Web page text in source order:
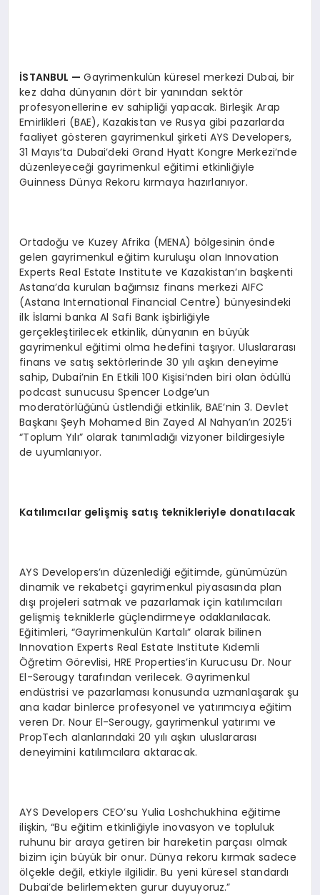
İSTANBUL —Gayrimenkulün küresel merkezi Dubai, bir
kez daha dünyanın dört bir yanından sektör
profesyonellerine ev sahipliği yapacak. Birleşik Arap
Emirlikleri (BAE), Kazakistan ve Rusya gibi pazarlarda
faaliyet gösteren gayrimenkul şirketi AYS Developers,
31 Mayıs’ta Dubai’deki Grand Hyatt Kongre Merkezi’nde
düzenleyeceği gayrimenkul eğitimi etkinliğiyle
Guinness Dünya Rekoru kırmaya hazırlanıyor.
Ortadoğu ve Kuzey Afrika (MENA) bölgesinin önde
gelen gayrimenkul eğitim kuruluşu olan Innovation
Experts Real Estate Institute ve Kazakistan’ın başkenti
Astana’da kurulan bağımsız finans merkezi AIFC
(Astana International Financial Centre) bünyesindeki
ilk İslami banka Al Safi Bank işbirliğiyle
gerçekleştirilecek etkinlik, dünyanın en büyük
gayrimenkul eğitimi olma hedefini taşıyor. Uluslararası
finans ve satış sektörlerinde 30 yılı aşkın deneyime
sahip, Dubai’nin En Etkili 100 Kişisi’nden biri olan ödüllü
podcast sunucusu Spencer Lodge’un
moderatörlüğünü üstlendiği etkinlik, BAE’nin 3. Devlet
Başkanı Şeyh Mohamed Bin Zayed Al Nahyan’ın 2025’i
“Toplum Yılı” olarak tanımladığı vizyoner bildirgesiyle
de uyumlanıyor.
Katılımcılar gelişmiş satış teknikleriyle donatılacak
AYS Developers’ın düzenlediği eğitimde, günümüzün
dinamik ve rekabetçi gayrimenkul piyasasında plan
dışı projeleri satmak ve pazarlamak için katılımcıları
gelişmiş tekniklerle güçlendirmeye odaklanılacak.
Eğitimleri, “Gayrimenkulün Kartalı” olarak bilinen
Innovation Experts Real Estate Institute Kıdemli
Öğretim Görevlisi, HRE Properties’in Kurucusu Dr. Nour
El-Serougy tarafından verilecek. Gayrimenkul
endüstrisi ve pazarlaması konusunda uzmanlaşarak şu
ana kadar binlerce profesyonel ve yatırımcıya eğitim
veren Dr. Nour El-Serougy, gayrimenkul yatırımı ve
PropTech alanlarındaki 20 yılı aşkın uluslararası
deneyimini katılımcılara aktaracak.
AYS Developers CEO’su Yulia Loshchukhina eğitime
ilişkin, “Bu eğitim etkinliğiyle inovasyon ve topluluk
ruhunu bir araya getiren bir hareketin parçası olmak
bizim için büyük bir onur. Dünya rekoru kırmak sadece
ölçekle değil, etkiyle ilgilidir. Bu yeni küresel standardı
Dubai’de belirlemekten gurur duyuyoruz.”